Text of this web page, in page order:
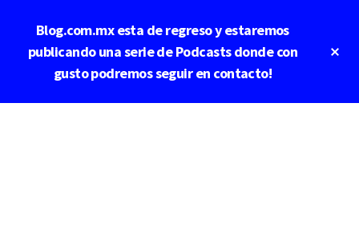
contenido
principal
Blog.com.mx esta de regreso y estaremos
publicando una serie de Podcasts donde con
gusto podremos seguir en contacto!